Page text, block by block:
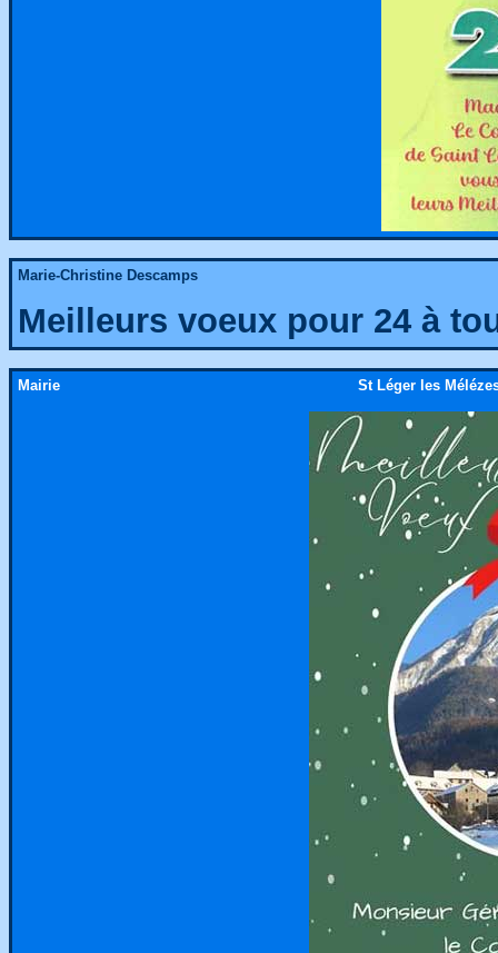
Marie-Christine Descamps
Meilleurs voeux pour 24 à
Mairie St Léger les